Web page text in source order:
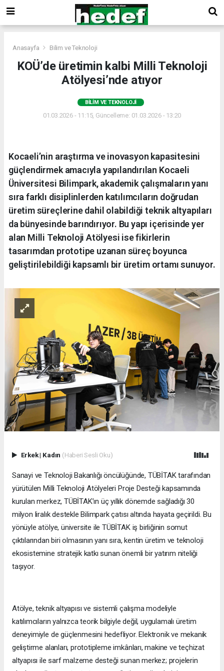
Anasayfa Bilim ve Teknoloji
KOÜ’de üretimin kalbi Milli Teknoloji
Atölyesi’nde atıyor
BILIM VE TEKNOLOJI
01.03.2026 - 11:15, Güncelleme: 01.03.2026 - 13:20
Kocaeli’nin araştırma ve inovasyon kapasitesini
güçlendirmek amacıyla yapılandırılan Kocaeli
Üniversitesi Bilimpark, akademik çalışmaların yanı
sıra farklı disiplinlerden katılımcıların doğrudan
üretim süreçlerine dahil olabildiği teknik altyapıları
da bünyesinde barındırıyor. Bu yapı içerisinde yer
alan Milli Teknoloji Atölyesi ise fikirlerin
tasarımdan prototipe uzanan süreç boyunca
geliştirilebildiği kapsamlı bir üretim ortamı sunuyor.
Erkek| Kadın (Haberi Sesli Oku)
Sanayi ve Teknoloji Bakanlığı öncülüğünde, TÜBİTAK tarafından
yürütülen Milli Teknoloji Atölyeleri Proje Desteği kapsamında
kurulan merkez, TÜBİTAK’ın üç yıllık dönemde sağladığı 30
milyon liralık destekle Bilimpark çatısı altında hayata geçirildi. Bu
yönüyle atölye, üniversite ile TÜBİTAK iş birliğinin somut
çıktılarından biri olmasının yanı sıra, kentin üretim ve teknoloji
ekosistemine stratejik katkı sunan önemli bir yatırım niteliği
taşıyor.
Atölye, teknik altyapısı ve sistemli çalışma modeliyle
katılımcıların yalnızca teorik bilgiyle değil, uygulamalı üretim
deneyimiyle de güçlenmesini hedefliyor. Elektronik ve mekanik
geliştirme alanları, prototipleme imkânları, makine ve teçhizat
altyapısı ile sarf malzeme desteği sunan merkez; projelerin